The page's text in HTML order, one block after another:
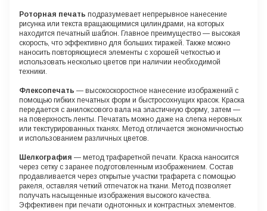
Роторная печать подразумевает непрерывное нанесение
рисунка или текста вращающимися цилиндрами, на которых
находится печатный шаблон. Главное преимущество — высокая
скорость, что эффективно для больших тиражей. Также можно
наносить повторяющиеся элементы с хорошей четкостью и
использовать несколько цветов при наличии необходимой
техники.
Флексопечать — высокоскоростное нанесение изображений с
помощью гибких печатных форм и быстросохнущих красок. Краска
передается с анилоксового вала на эластичную форму, затем —
на поверхность ленты. Печатать можно даже на слегка неровных
или текстурированных тканях. Метод отличается экономичностью
и использованием различных цветов.
Шелкография — метод трафаретной печати. Краска наносится
через сетку с заранее подготовленным изображением. Состав
продавливается через открытые участки трафарета с помощью
ракеля, оставляя четкий отпечаток на ткани. Метод позволяет
получать насыщенные изображения высокого качества.
Эффективен при печати однотонных и контрастных элементов.